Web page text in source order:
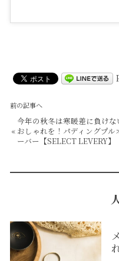
前の記事へ
«
今年の秋冬は寒暖差に負けな
おしゃれを！パディングプル
ーバー【SELECT LEVERY】